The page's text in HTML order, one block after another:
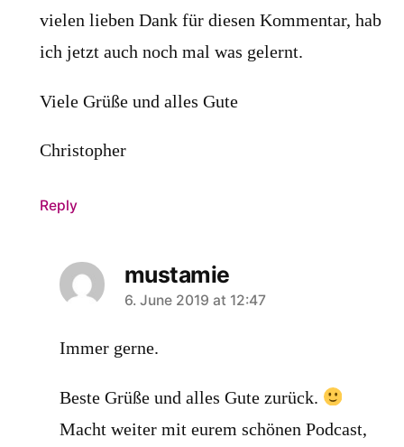
vielen lieben Dank für diesen Kommentar, hab
ich jetzt auch noch mal was gelernt.
Viele Grüße und alles Gute
Christopher
Reply
mustamie
says:
6. June 2019 at 12:47
Immer gerne.
Beste Grüße und alles Gute zurück.
Macht weiter mit eurem schönen Podcast,